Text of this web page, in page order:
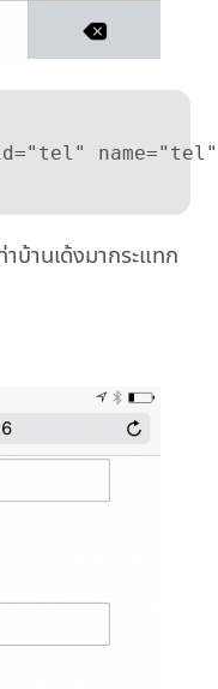
บ้านเด้งมากระแทก